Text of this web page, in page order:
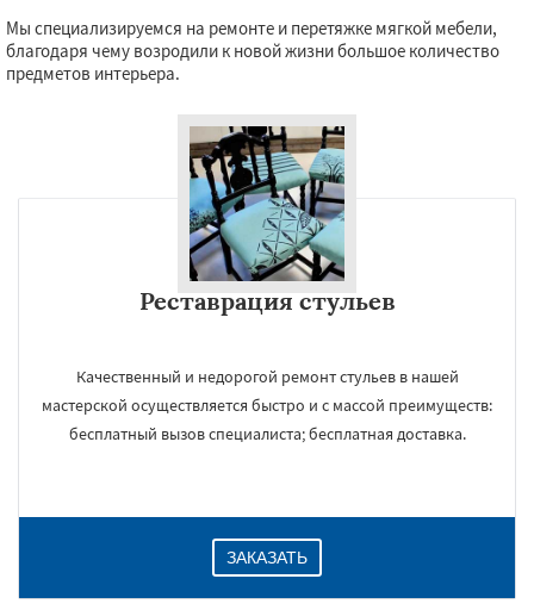
Мы специализируемся на ремонте и перетяжке мягкой мебели,
благодаря чему возродили к новой жизни большое количество
предметов интерьера.
Реставрация стульев
Качественный и недорогой ремонт стульев в нашей
мастерской осуществляется быстро и с массой преимуществ:
бесплатный вызов специалиста; бесплатная доставка.
ЗАКАЗАТЬ